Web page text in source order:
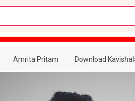
Amrita Pritam Download